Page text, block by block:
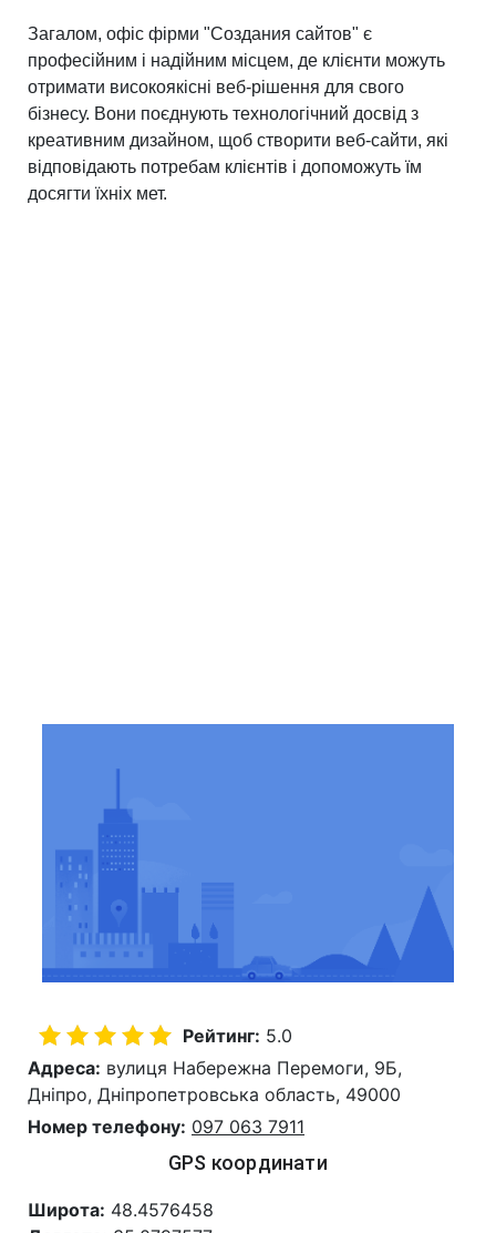
Загалом, офіс фірми "Создания сайтов" є
професійним і надійним місцем, де клієнти можуть
отримати високоякісні веб-рішення для свого
бізнесу. Вони поєднують технологічний досвід з
креативним дизайном, щоб створити веб-сайти, які
відповідають потребам клієнтів і допоможуть їм
досягти їхніх мет.
Рейтинг: 5.0
Адреса: вулиця Набережна Перемоги, 9Б,
Дніпро, Дніпропетровська область, 49000
Номер телефону: 097 063 7911
GPS координати
Широта: 48.4576458